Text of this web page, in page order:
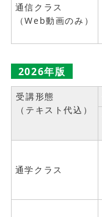
通信クラス
（Web動画のみ）
2026年版
受講形態
（テキスト代込）
通学クラス